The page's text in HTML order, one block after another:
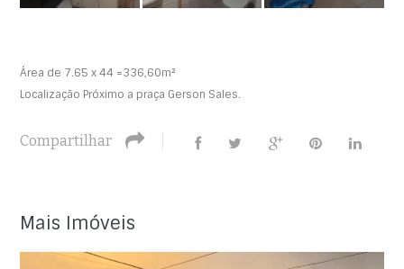
Área de 7.65 x 44 =336,60m²
Localização Próximo a praça Gerson Sales.
Compartilhar
Mais Imóveis